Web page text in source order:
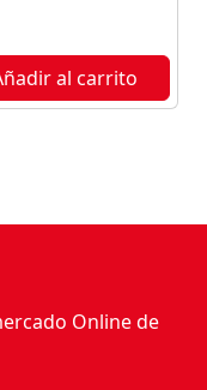
al carrito
Online de